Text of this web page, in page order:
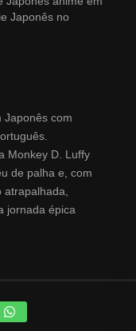
Japonês no
Japonês com
Monkey D. Luffy
de palha e, com
jornada épica